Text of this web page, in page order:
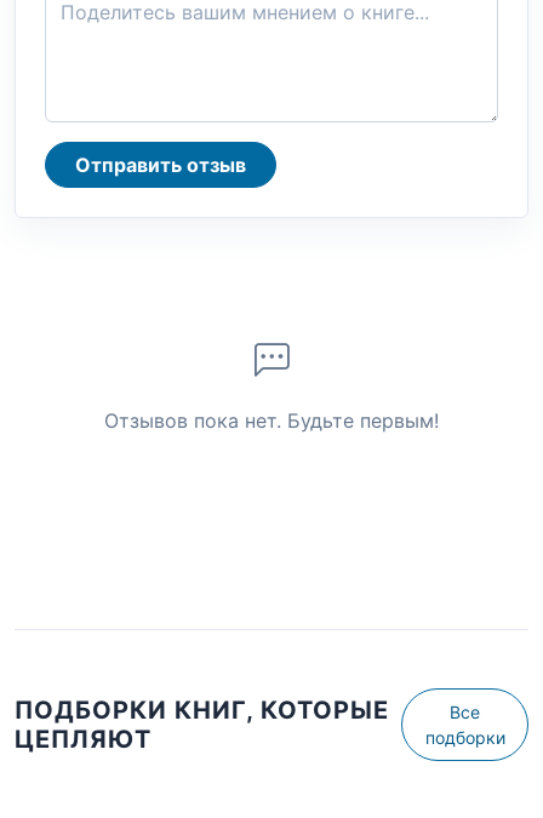
Отправить отзыв
Отзывов пока нет. Будьте первым!
ПОДБОРКИ КНИГ, КОТОРЫЕ
ЦЕПЛЯЮТ
Все
подборки